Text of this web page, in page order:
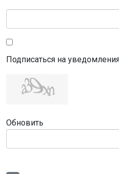
Подписаться на
Обновить